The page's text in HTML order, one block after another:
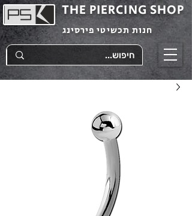
THE PIERCING SHOP
חנות תכשיטי פירסינג